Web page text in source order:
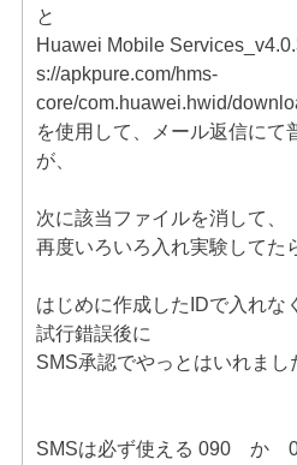
と
Huawei Mobile
s://apkpure.com/hms-
core/com.huawei.hwid/
を使用して、メール返信にて
が、
次に該当ファイルを消して、
再度いろいろ入れ実験してた
はじめに作成したIDで入れな
試行錯誤後に
SMS承認でやっとはいれまし
SMSは必ず使える 090 か